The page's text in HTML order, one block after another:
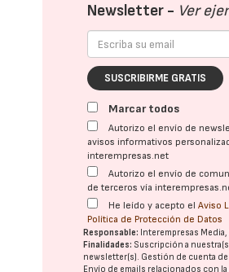
Newsletter - Ver
SUSCRIBIRME GRATIS
Marcar todos
Autorizo el envío de
avisos informativos
interempresas.net
Autorizo el envío de
de terceros vía
He leído y acepto elAviso
Política de Protección de Datos
Responsable: Interempresas Media,
Finalidades: Suscripción a
newsletter(s). Gestión de cuenta
Envío de emails relacionados con la